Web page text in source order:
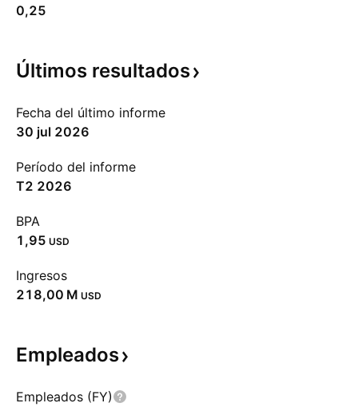
0,25
Últimos resultados
Fecha del último informe
30 jul 2026
Período del informe
T2 2026
BPA
1,95 USD
Ingresos
‪218,00 M‬ USD
Empleados
Empleados (FY)